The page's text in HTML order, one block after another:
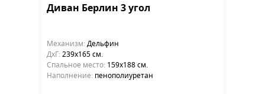
Диван Берлин 3 угол
Механизм: Дельфин
ДхГ: 239х165 см.
Cпальное место: 159х188 см.
Наполнение: пенополиуретан